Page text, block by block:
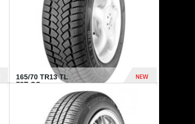
165/70 TR13 TL
79T CO...
NEW
364 Dhs